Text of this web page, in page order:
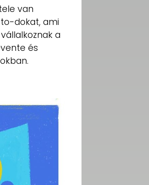
van
dokat, ami
a
és